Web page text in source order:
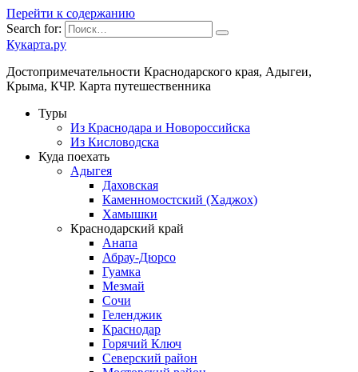
Перейти к содержанию
Search for:
Кукарта.ру
Достопримечательности Краснодарского края, Адыгеи,
Крыма, КЧР. Карта путешественника
Туры
Из Краснодара и Новороссийска
Из Кисловодска
Куда поехать
Адыгея
Даховская
Каменномостский (Хаджох)
Хамышки
Краснодарский край
Анапа
Абрау-Дюрсо
Гуамка
Мезмай
Сочи
Геленджик
Краснодар
Горячий Ключ
Северский район